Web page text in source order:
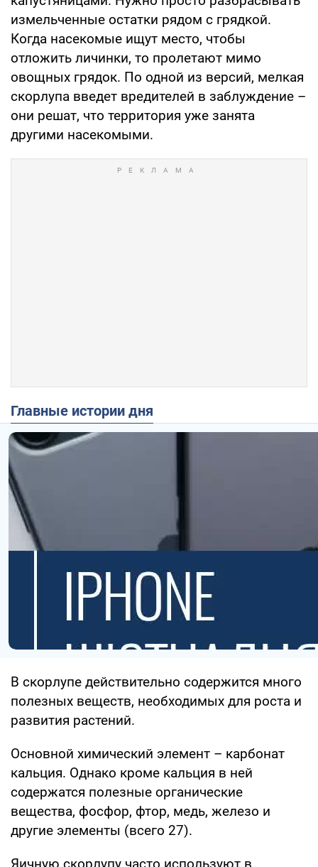
измельченные остатки рядом с грядкой.
Когда насекомые ищут место, чтобы
отложить личинки, то пролетают мимо
овощных грядок. По одной из версий, мелкая
скорлупа введет вредителей в заблуждение –
они решат, что территория уже занята
другими насекомыми.
Главные истории дня
В скорлупе действительно содержится много
полезных веществ, необходимых для роста и
развития растений.
Основной химический элемент – карбонат
кальция. Однако кроме кальция в ней
содержатся полезные органические
вещества, фосфор, фтор, медь, железо и
другие элементы (всего 27).
Яичную скорлупу часто используют в